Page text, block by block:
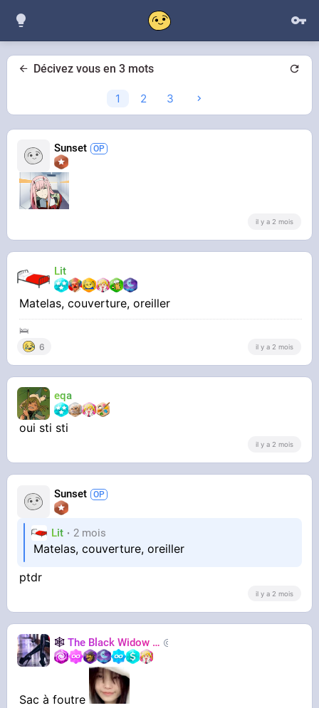
Décivez vous en 3 mots
1 2 3
Sunset
il y a 2 mois
Lit
Matelas, couverture, oreiller
🛌
6 il y a 2 mois
eqa
oui sti sti
il y a 2 mois
Sunset
Lit 2 mois
Matelas, couverture, oreiller
ptdr
il y a 2 mois
🕸️ The Black Widow 🕷️
Sac à foutre